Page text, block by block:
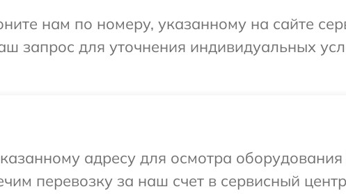
нам по номеру, указанному на сайте
запрос для уточнения индивидуальных
адресу для осмотра оборудования
перевозку за наш счет в сервисный